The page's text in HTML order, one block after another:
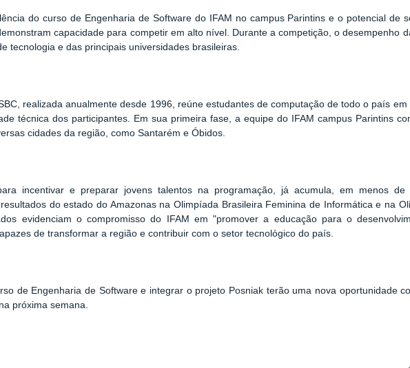
do curso de Engenharia de Software do IFAM no campus Parintins e o potencial de
capacidade para competir em alto nível. Durante a competição, o desempenho
tecnologia e das principais universidades brasileiras.
realizada anualmente desde 1996, reúne estudantes de computação de todo o país
técnica dos participantes. Em sua primeira fase, a equipe do IFAM campus Parintins
cidades da região, como Santarém e Óbidos.
incentivar e preparar jovens talentos na programação, já acumula, em menos de
do estado do Amazonas na Olimpíada Brasileira Feminina de Informática e na
evidenciam o compromisso do IFAM em "promover a educação para o
de transformar a região e contribuir com o setor tecnológico do país.
de Engenharia de Software e integrar o projeto Posniak terão uma nova oportunidade
próxima semana.